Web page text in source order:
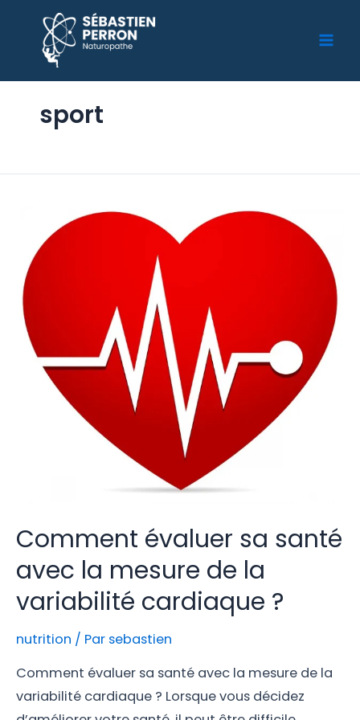
sport
Comment évaluer sa santé
avec la mesure de la
variabilité cardiaque ?
nutrition / Par sebastien
Comment évaluer sa santé avec la mesure de la
variabilité cardiaque ? Lorsque vous décidez